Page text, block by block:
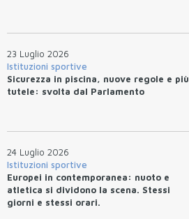
23 Luglio 2026
Istituzioni sportive
Sicurezza in piscina, nuove regole e più
tutele: svolta dal Parlamento
24 Luglio 2026
Istituzioni sportive
Europei in contemporanea: nuoto e
atletica si dividono la scena. Stessi
giorni e stessi orari.